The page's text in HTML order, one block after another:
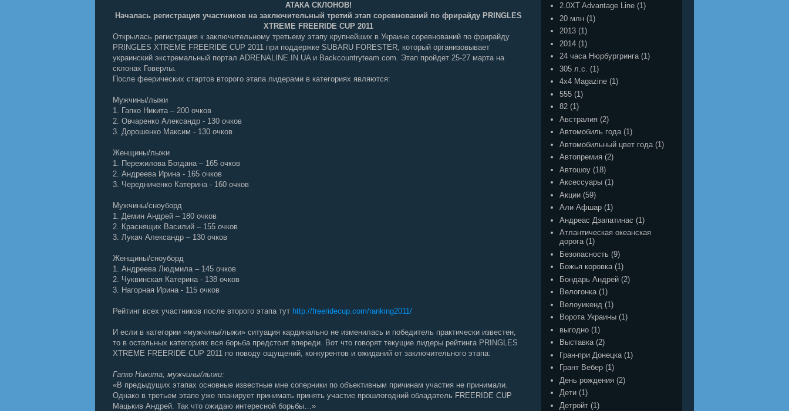
АТАКА СКЛОНОВ!
Началась регистрация участников на заключительный третий этап соревнований по фрирайду PRINGLES
XTREME FREERIDE CUP 2011
Открылась регистрация к заключительному третьему этапу крупнейших в Украине соревнований по фрирайду
PRINGLES XTREME FREERIDE CUP 2011 при поддержке SUBARU FORESTER, который организовывает
украинский экстремальный портал ADRENALINE.IN.UA и Backcountryteam.com. Этап пройдет 25-27 марта на
склонах Говерлы.
После феерических стартов второго этапа лидерами в категориях являются:
Мужчины/лыжи
1. Гапко Никита – 200 очков
2. Овчаренко Александр - 130 очков
3. Дорошенко Максим - 130 очков
Женщины/лыжи
1. Пережилова Богдана – 165 очков
2. Андреева Ирина - 165 очков
3. Чередниченко Катерина - 160 очков
Мужчины/сноуборд
1. Демин Андрей – 180 очков
2. Краснящих Василий – 155 очков
3. Лукач Александр – 130 очков
Женщины/сноуборд
1. Андреева Людмила – 145 очков
2. Чуквинская Катерина - 138 очков
3. Нагорная Ирина - 115 очков
Рейтинг всех участников после второго этапа тут http://freeridecup.com/ranking2011/
И если в категории «мужчины/лыжи» ситуация кардинально не изменилась и победитель практически известен,
то в остальных категориях вся борьба предстоит впереди. Вот что говорят текущие лидеры рейтинга PRINGLES
XTREME FREERIDE CUP 2011 по поводу ощущений, конкурентов и ожиданий от заключительного этапа:
Гапко Никита, мужчины/лыжи:
«В предыдущих этапах основные известные мне соперники по объективным причинам участия не принимали.
Однако в третьем этапе уже планирует принимать принять участие прошлогодний обладатель FREERIDE CUP
Мацькив Андрей. Так что ожидаю интересной борьбы…»
2.0XT Advantage Line (1)
20 млн (1)
2013 (1)
2014 (1)
24 часа Нюрбургринга (1)
305 л.с.
(1)
4x4 Magazine (1)
555 (1)
82 (1)
Австралия (2)
Автомобиль года (1)
Автомобильный цвет года (1)
Автопремия (2)
Автошоу (18)
Аксессуары (1)
Акции (59)
Али Афшар (1)
Андреас Дзапатинас (1)
Атлантическая океанская
дорога (1)
Безопасность (9)
Божья коровка (1)
Бондарь Андрей (2)
Велогонка (1)
Велоуикенд (1)
Ворота Украины (1)
выгодно (1)
Выставка (2)
Гран-при Донецка (1)
Грант Вебер (1)
День рождения (2)
Дети (1)
Детройт (1)